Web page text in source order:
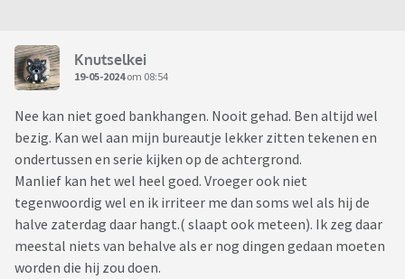
Knutselkei
19-05-2024om 08:54
Nee kan niet goed bankhangen. Nooit gehad. Ben altijd wel
bezig. Kan wel aan mijn bureautje lekker zitten tekenen en
ondertussen en serie kijken op de achtergrond.
Manlief kan het wel heel goed. Vroeger ook niet
tegenwoordig wel en ik irriteer me dan soms wel als hij de
halve zaterdag daar hangt.( slaapt ook meteen). Ik zeg daar
meestal niets van behalve als er nog dingen gedaan moeten
worden die hij zou doen.